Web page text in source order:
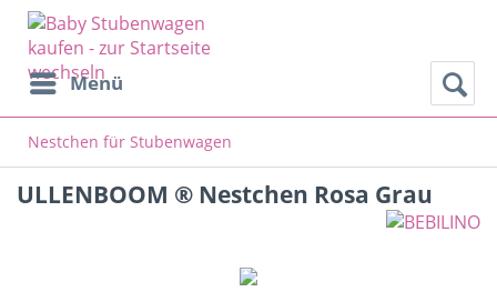
Menü
Nestchen für Stubenwagen
ULLENBOOM ® Nestchen Rosa Grau